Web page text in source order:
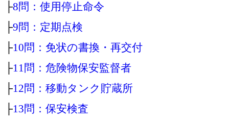
├8問：使用停止命令
├9問：定期点検
├10問：免状の書換・再交付
├11問：危険物保安監督者
├12問：移動タンク貯蔵所
├13問：保安検査